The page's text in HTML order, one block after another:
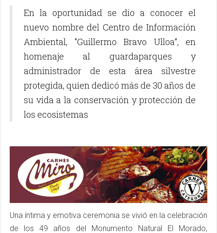
En la oportunidad se dio a conocer el
nuevo nombre del Centro de Información
Ambiental, “Guillermo Bravo Ulloa”, en
homenaje al guardaparques y
administrador de esta área silvestre
protegida, quien dedicó más de 30 años de
su vida a la conservación y protección de
los ecosistemas
Una íntima y emotiva ceremonia se vivió en la celebración
de los 49 años del Monumento Natural El Morado,